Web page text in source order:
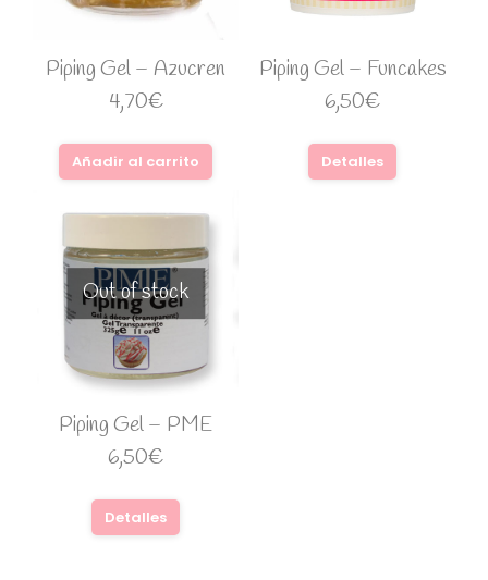
Piping Gel – Azucren
4,70€
Añadir al carrito
Piping Gel – Funcakes
6,50€
Detalles
Out of stock
Piping Gel – PME
6,50€
Detalles